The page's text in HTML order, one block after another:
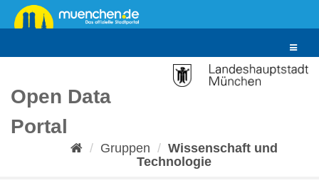
Überspringen
zum
Toggle
Open Data
Portal
Gruppen
Wissenschaft und
Technologie